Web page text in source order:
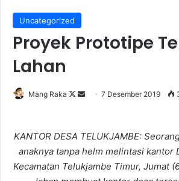
Uncategorized
Proyek Prototipe
Lahan
Mang Raka
Follow
Send7 Desember 2019
KANTOR DESA TELUKJAMBE:
anaknya tanpa helm melintasi kantor
Kecamatan Telukjambe Timur, Jumat